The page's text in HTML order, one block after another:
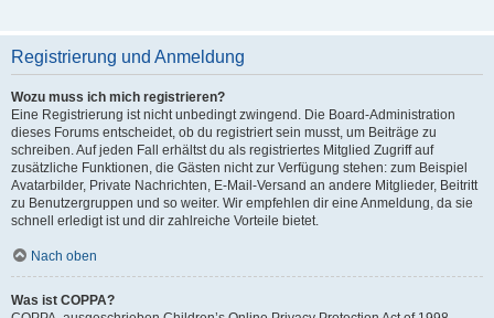
Registrierung und Anmeldung
Wozu muss ich mich registrieren?
Eine Registrierung ist nicht unbedingt zwingend. Die Board-Administration
dieses Forums entscheidet, ob du registriert sein musst, um Beiträge zu
schreiben. Auf jeden Fall erhältst du als registriertes Mitglied Zugriff auf
zusätzliche Funktionen, die Gästen nicht zur Verfügung stehen: zum Beispiel
Avatarbilder, Private Nachrichten, E-Mail-Versand an andere Mitglieder, Beitritt
zu Benutzergruppen und so weiter. Wir empfehlen dir eine Anmeldung, da sie
schnell erledigt ist und dir zahlreiche Vorteile bietet.
Nach oben
Was ist COPPA?